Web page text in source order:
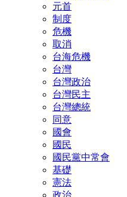
元首
制度
危機
取消
台海危機
台灣
台灣政治
台灣民主
台灣總統
同意
國會
國民
國民黨中常會
基礎
憲法
政治